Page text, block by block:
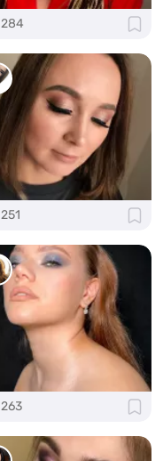
284
251
263